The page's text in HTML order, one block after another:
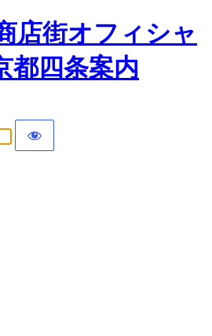
店街オフィシャ
都四条案内